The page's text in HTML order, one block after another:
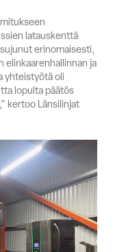
latauskenttä
erinomaisesti,
elinkaarenhallinnan ja
yhteistyötä oli
lopulta päätös
kertoo Länsilinjat